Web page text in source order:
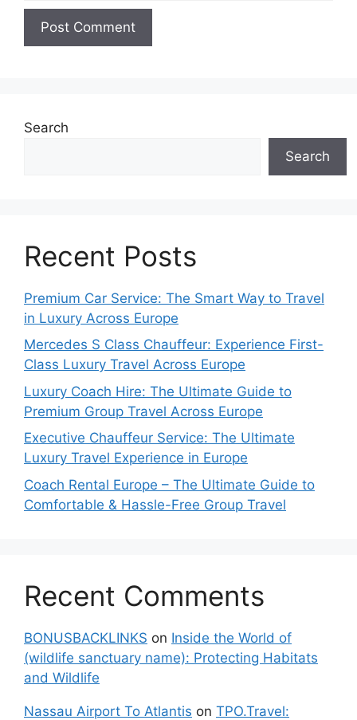
Search
Search
Recent Posts
Premium Car Service: The Smart Way to Travel
in Luxury Across Europe
Mercedes S Class Chauffeur: Experience First-
Class Luxury Travel Across Europe
Luxury Coach Hire: The Ultimate Guide to
Premium Group Travel Across Europe
Executive Chauffeur Service: The Ultimate
Luxury Travel Experience in Europe
Coach Rental Europe – The Ultimate Guide to
Comfortable & Hassle-Free Group Travel
Recent Comments
BONUSBACKLINKS on Inside the World of
(wildlife sanctuary name): Protecting Habitats
and Wildlife
Nassau Airport To Atlantis on TPO.Travel: